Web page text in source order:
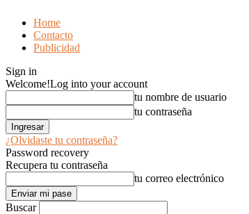
Home
Contacto
Publicidad
Sign in
Welcome!Log into your account
tu nombre de usuario
tu contraseña
¿Olvidaste tu contraseña?
Password recovery
Recupera tu contraseña
tu correo electrónico
Buscar